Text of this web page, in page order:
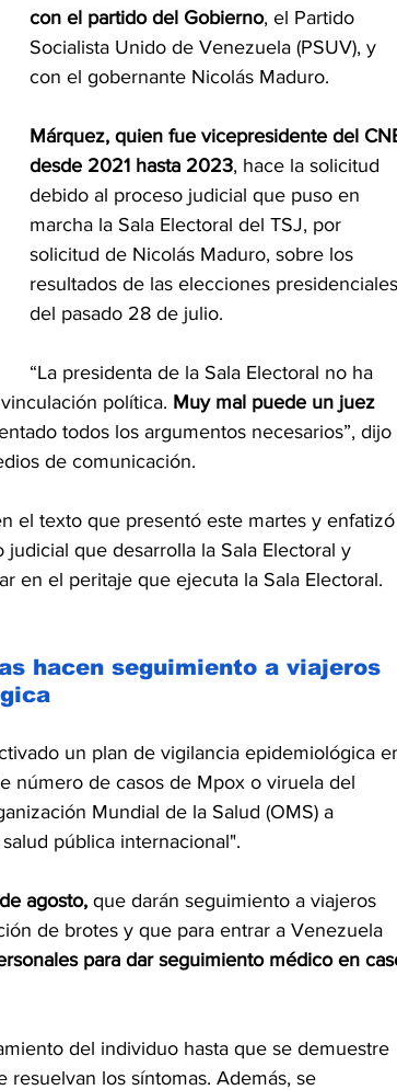
con el partido del Gobierno, el Partido
Socialista Unido de Venezuela (PSUV), y
con el gobernante Nicolás Maduro.
Márquez, quien fue vicepresidente del
desde 2021 hasta 2023, hace la solicitud
debido al proceso judicial que puso en
marcha la Sala Electoral del TSJ, por
solicitud de Nicolás Maduro, sobre los
resultados de las elecciones
del pasado 28 de julio.
“La presidenta de la Sala Electoral no ha
política. Muy mal puede un juez
todos los argumentos necesarios”, dijo
de comunicación.
el texto que presentó este martes y
que desarrolla la Sala Electoral y
en el peritaje que ejecuta la Sala Electoral.
hacen seguimiento a viajeros
un plan de vigilancia epidemiológica
número de casos de Mpox o viruela del
Mundial de la Salud (OMS) a
pública internacional".
agosto, que darán seguimiento a viajeros
de brotes y que para entrar a Venezuela
para dar seguimiento médico en
del individuo hasta que se demuestre
resuelvan los síntomas. Además, se